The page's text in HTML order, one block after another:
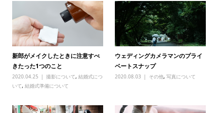
新郎がメイクしたときに注意すべ
きたった1つのこと
2020.04.25 撮影について, 結婚式につ
いて, 結婚式準備について
ウェディングカメラマンのプライ
ベートスナップ
2020.08.03 その他,写真について